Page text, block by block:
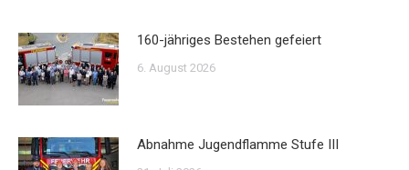
160-jähriges Bestehen gefeiert
6. August 2026
Abnahme Jugendflamme Stufe III